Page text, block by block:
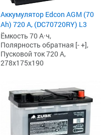
Аккумулятор Edcon AGM (70
Ah) 720 А, (DC70720RY) L3
Ёмкость 70 А·ч,
Полярность обратная [- +],
Пусковой ток 720 А,
278x175x190